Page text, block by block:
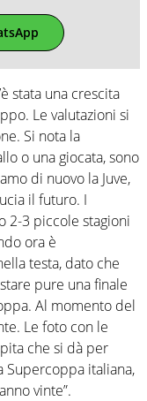
stata una crescita
Le valutazioni si
Si nota la
o una giocata, sono
di nuovo la Juve,
il futuro. I
2-3 piccole stagioni
ora è
testa, dato che
pure una finale
Al momento del
Le foto con le
che si dà per
Supercoppa italiana,
vinte”.